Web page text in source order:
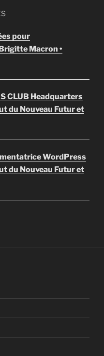
pour
Macron •
CLUB Headquarters
du Nouveau Futur et
WordPress
du Nouveau Futur et